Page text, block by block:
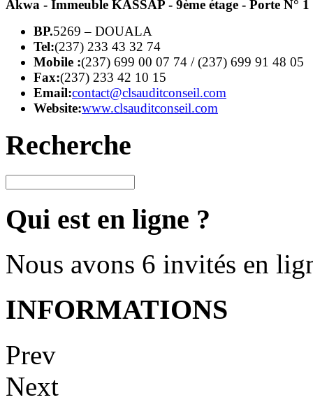
Akwa - Immeuble KASSAP - 9ème étage - Porte N° 1
BP.5269 – DOUALA
Tel:(237) 233 43 32 74
Mobile :(237) 699 00 07 74 / (237) 699 91 48 05
Fax:(237) 233 42 10 15
Email:contact@clsauditconseil.com
Website:www.clsauditconseil.com
Recherche
Qui est en ligne ?
Nous avons 6 invités en
INFORMATIONS
Prev
Next